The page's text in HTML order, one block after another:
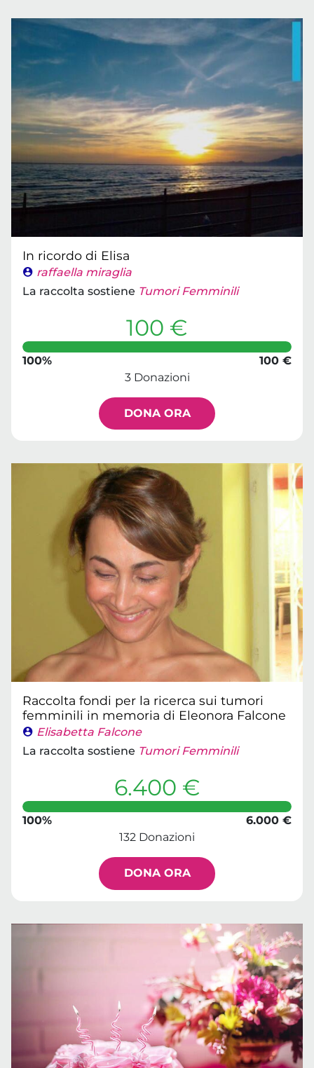
In ricordo di Elisa
raffaella miraglia
La raccolta sostiene Tumori Femminili
100 €
100%
100 €
3 Donazioni
DONA ORA
Raccolta fondi per la ricerca sui tumori
femminili in memoria di Eleonora Falcone
Elisabetta Falcone
La raccolta sostiene Tumori Femminili
6.400 €
100%
6.000 €
132 Donazioni
DONA ORA